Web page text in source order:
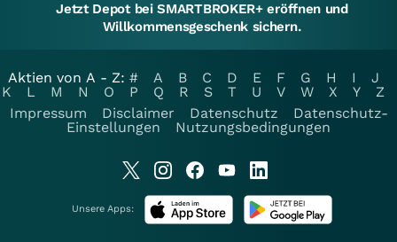
Jetzt Depot bei SMARTBROKER+ eröffnen und
Willkommensgeschenk sichern.
Aktien von A - Z: # A B C D E F G H I
J
K
L M N O P Q R S T U V W X Y
Z
Impressum
Disclaimer Datenschutz
Datenschutz-
Einstellungen
Nutzungsbedingungen
Unsere Apps: